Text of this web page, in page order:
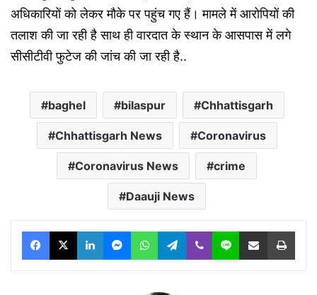
अधिकारियों को लेकर मौके पर पहुंच गए हैं। मामले में आरोपियों की
तलाश की जा रही है साथ ही वारदात के स्थान के आसपास में लगे
सीसीटीवी फुटेज की जांच की जा रही है..
baghel bilaspur Chhattisgarh
Chhattisgarh News Coronavirus
Coronavirus News crime
Daauji News
Facebook
X LinkedInMessengerWhatsAppTelegram
Viber Line Share via Email Print